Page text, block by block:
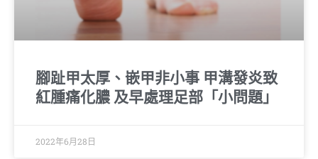
腳趾甲太厚、嵌甲非小事 甲溝發炎致
紅腫痛化膿 及早處理足部「小問題」
2022年6月28日